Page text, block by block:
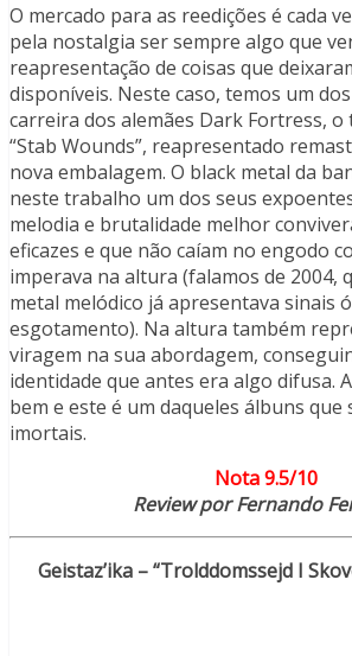
O mercado para as reedições é cada
pela nostalgia ser sempre algo que
reapresentação de coisas que
disponíveis. Neste caso, temos um
carreira dos alemães Dark Fortress,
“Stab Wounds”, reapresentado
nova embalagem. O black metal da
neste trabalho um dos seus
melodia e brutalidade melhor
eficazes e que não caíam no engodo
imperava na altura (falamos de 2004,
metal melódico já apresentava sinais
esgotamento). Na altura também
viragem na sua abordagem,
identidade que antes era algo difusa.
bem e este é um daqueles álbuns que
imortais.
Nota 9.5/10
Review por Fernando
Geistaz’ika – “Trolddomssejd I